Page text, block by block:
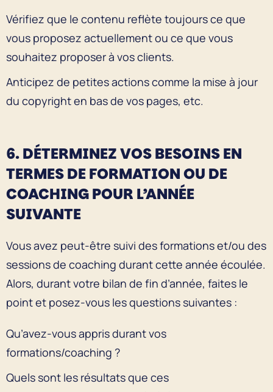
Vérifiez que le contenu reflète toujours ce que
vous proposez actuellement ou ce que vous
souhaitez proposer à vos clients.
Anticipez de petites actions comme la mise à jour
du copyright en bas de vos pages, etc.
6. DÉTERMINEZ VOS BESOINS EN
TERMES DE FORMATION OU DE
COACHING POUR L’ANNÉE
SUIVANTE
Vous avez peut-être suivi des formations et/ou des
sessions de coaching durant cette année écoulée.
Alors, durant votre bilan de fin d’année, faites le
point et posez-vous les questions suivantes :
Qu’avez-vous appris durant vos
formations/coaching ?
Quels sont les résultats que ces